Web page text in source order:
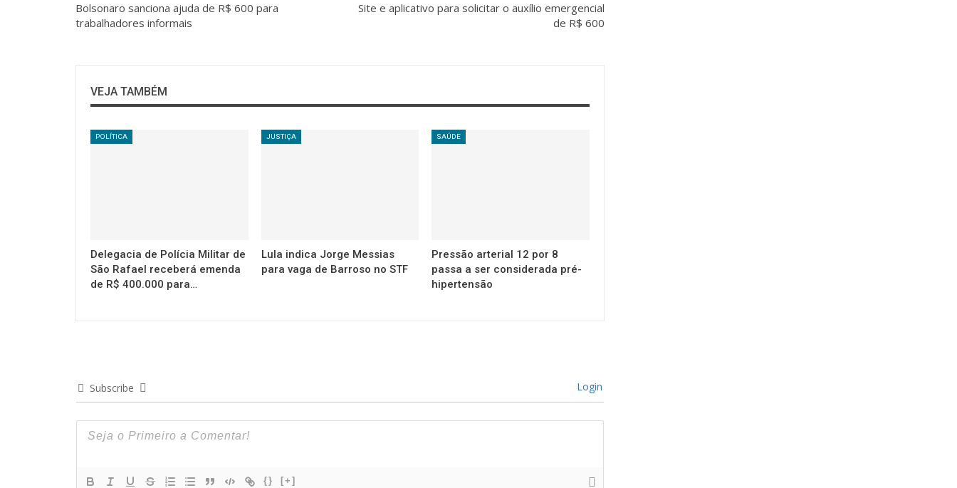
Bolsonaro sanciona ajuda de R$ 600 para
trabalhadores informais
Site e aplicativo para solicitar o auxílio emergencial
de R$ 600
VEJA TAMBÉM
POLÍTICA
Delegacia de Polícia Militar de
São Rafael receberá emenda
de R$ 400.000 para…
JUSTIÇA
Lula indica Jorge Messias
para vaga de Barroso no STF
SAÚDE
Pressão arterial 12 por 8
passa a ser considerada pré-
hipertensão
Subscribe Login
{} [+]